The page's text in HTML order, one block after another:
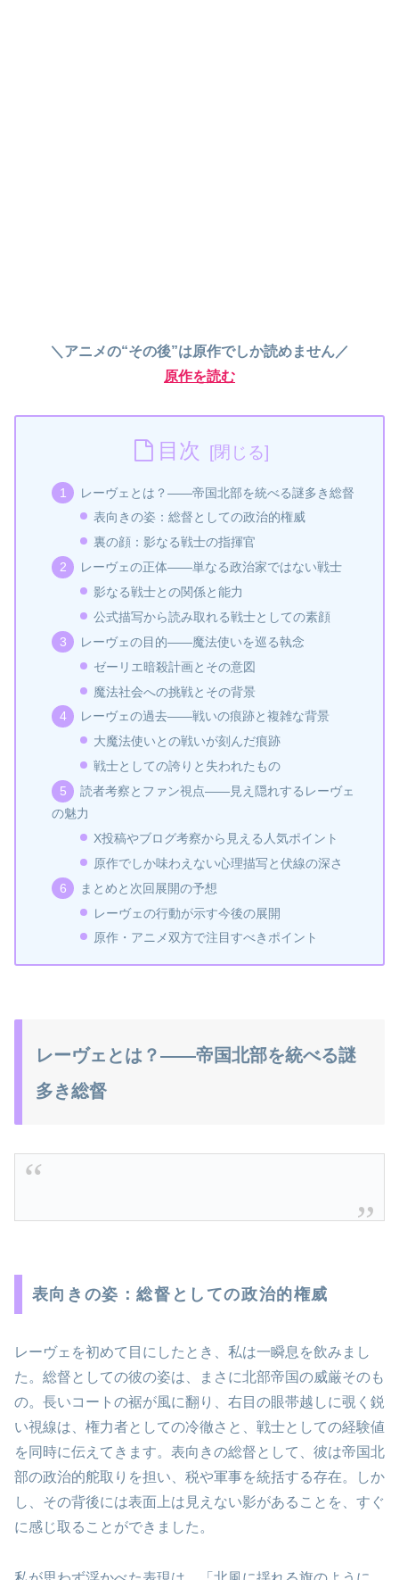
＼アニメの“その後”は原作でしか読めません／
原作を読む
目次
レーヴェとは？――帝国北部を統べる謎多き総督
表向きの姿：総督としての政治的権威
裏の顔：影なる戦士の指揮官
レーヴェの正体――単なる政治家ではない戦士
影なる戦士との関係と能力
公式描写から読み取れる戦士としての素顔
レーヴェの目的――魔法使いを巡る執念
ゼーリエ暗殺計画とその意図
魔法社会への挑戦とその背景
レーヴェの過去――戦いの痕跡と複雑な背景
大魔法使いとの戦いが刻んだ痕跡
戦士としての誇りと失われたもの
読者考察とファン視点――見え隠れするレーヴェ
の魅力
X投稿やブログ考察から見える人気ポイント
原作でしか味わえない心理描写と伏線の深さ
まとめと次回展開の予想
レーヴェの行動が示す今後の展開
原作・アニメ双方で注目すべきポイント
レーヴェとは？――帝国北部を統べる謎
多き総督
表向きの姿：総督としての政治的権威
レーヴェを初めて目にしたとき、私は一瞬息を飲みまし
た。総督としての彼の姿は、まさに北部帝国の威厳そのも
の。長いコートの裾が風に翻り、右目の眼帯越しに覗く鋭
い視線は、権力者としての冷徹さと、戦士としての経験値
を同時に伝えてきます。表向きの総督として、彼は帝国北
部の政治的舵取りを担い、税や軍事を統括する存在。しか
し、その背後には表面上は見えない影があることを、すぐ
に感じ取ることができました。